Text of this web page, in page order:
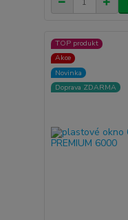
TOP produkt
Akce
Novinka
Doprava ZDARMA